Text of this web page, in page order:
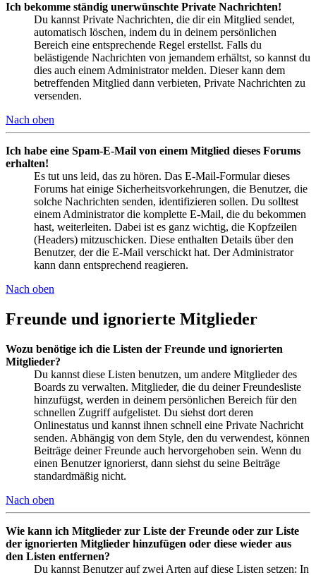
Ich bekomme ständig unerwünschte Private Nachrichten!
Du kannst Private Nachrichten, die dir ein Mitglied sendet,
automatisch löschen, indem du in deinem persönlichen
Bereich eine entsprechende Regel erstellst. Falls du
belästigende Nachrichten von jemandem erhältst, so kannst du
dies auch einem Administrator melden. Dieser kann dem
betreffenden Mitglied dann verbieten, Private Nachrichten zu
versenden.
Nach oben
Ich habe eine Spam-E-Mail von einem Mitglied dieses Forums
erhalten!
Es tut uns leid, das zu hören. Das E-Mail-Formular dieses
Forums hat einige Sicherheitsvorkehrungen, die Benutzer, die
solche Nachrichten senden, identifizieren sollen. Du solltest
einem Administrator die komplette E-Mail, die du bekommen
hast, weiterleiten. Dabei ist es ganz wichtig, die Kopfzeilen
(Headers) mitzuschicken. Diese enthalten Details über den
Benutzer, der die E-Mail verschickt hat. Der Administrator
kann dann entsprechend reagieren.
Nach oben
Freunde und ignorierte Mitglieder
Wozu benötige ich die Listen der Freunde und ignorierten
Mitglieder?
Du kannst diese Listen benutzen, um andere Mitglieder des
Boards zu verwalten. Mitglieder, die du deiner Freundesliste
hinzufügst, werden in deinem persönlichen Bereich für den
schnellen Zugriff aufgelistet. Du siehst dort deren
Onlinestatus und kannst ihnen schnell eine Private Nachricht
senden. Abhängig von dem Style, den du verwendest, können
Beiträge deiner Freunde auch hervorgehoben sein. Wenn du
einen Benutzer ignorierst, dann siehst du seine Beiträge
standardmäßig nicht.
Nach oben
Wie kann ich Mitglieder zur Liste der Freunde oder zur Liste
der ignorierten Mitglieder hinzufügen oder diese wieder aus
den Listen entfernen?
Du kannst Benutzer auf zwei Arten auf diese Listen setzen: In